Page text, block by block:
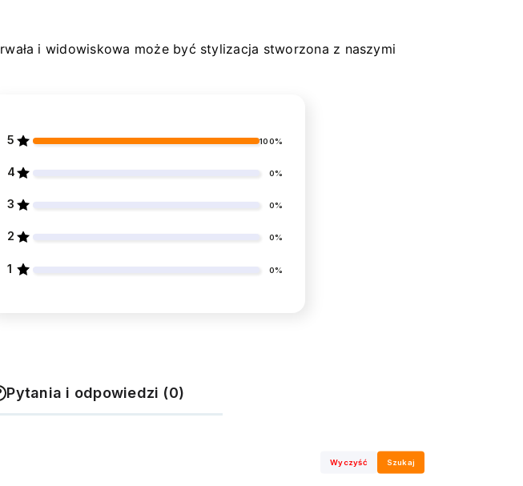
i widowiskowa może być stylizacja stworzona z naszymi
5 100%
4 0%
3 0%
2 0%
1 0%
Pytania i odpowiedzi (0)
Wyczyść Szukaj